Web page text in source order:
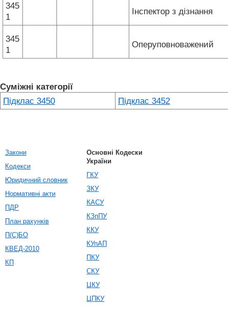
345
1
Інспектор з дізнання
345
1
Оперуповноважений
Суміжні категорії
Підклас 3450
Підклас 3452
Закони
Кодекси
Юридичний словник
Нормативні акти
ПДР
План рахунків
П(С)БО
КВЕД-2010
КП
Основні Кодески
України
ГКУ
ЗКУ
КАСУ
КЗпПУ
ККУ
КУпАП
ПКУ
СКУ
ЦКУ
ЦПКУ